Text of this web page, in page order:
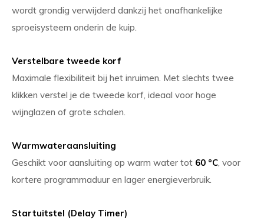
wordt grondig verwijderd dankzij het onafhankelijke
sproeisysteem onderin de kuip.
Verstelbare tweede korf
Maximale flexibiliteit bij het inruimen. Met slechts twee
klikken verstel je de tweede korf, ideaal voor hoge
wijnglazen of grote schalen.
Warmwateraansluiting
Geschikt voor aansluiting op warm water tot 60 °C, voor
kortere programmaduur en lager energieverbruik.
Startuitstel (Delay Timer)